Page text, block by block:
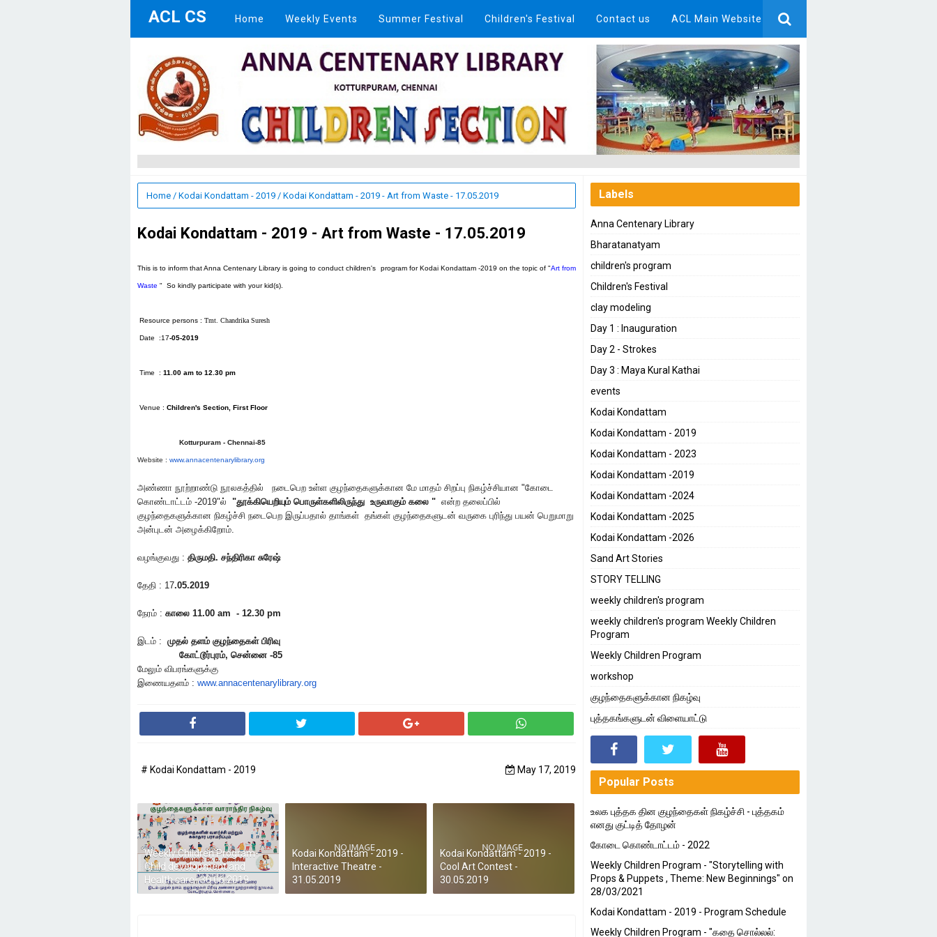
ACL CS Home Weekly Events Summer Festival Children's Festival Contact us ACL Main Website
Home / Kodai Kondattam - 2019 / Kodai Kondattam - 2019 - Art from Waste - 17.05.2019
Kodai Kondattam - 2019 - Art from Waste - 17.05.2019
This is to inform that Anna Centenary Library is going to conduct children's program for Kodai Kondattam -2019 on the topic of "Art from
Waste " So kindly participate with your kid(s).
Resource persons : Tmt. Chandrika Suresh
Date :17-05-2019
Time : 11.00 am to 12.30 pm
Venue : Children's Section, First Floor
Kotturpuram - Chennai-85
Website : www.annacentenarylibrary.org
அண்ணா நூற்றாண்டு நூலகத்தில் நடைபெற உள்ள குழந்தைகளுக்கான மே மாதம் சிறப்பு நிகழ்ச்சியான "கோடை
கொண்டாட்டம் -2019"ல் "தூக்கியெறியும் பொருள்களிலிருந்து உருவாகும் கலை " என்ற தலைப்பில்
குழந்தைகளுக்கான நிகழ்ச்சி நடைபெற இருப்பதால் தாங்கள் தங்கள் குழந்தைகளுடன் வருகை புரிந்து பயன் பெறுமாறு
அன்புடன் அழைக்கிறோம்.
வழங்குவது : திருமதி. சந்திரிகா சுரேஷ்
தேதி : 17.05.2019
நேரம் : காலை 11.00 am - 12.30 pm
இடம் : முதல் தளம் குழந்தைகள் பிரிவு
கோட்டூர்புரம், சென்னை -85
மேலும் விபரங்களுக்கு
இணையதளம் : www.annacentenarylibrary.org
# Kodai Kondattam - 2019 May 17, 2019
Weekly Children Program-
Child development and
Health care- 30.06.2019
Kodai Kondattam - 2019 -
Interactive Theatre -
31.05.2019
Kodai Kondattam - 2019 -
Cool Art Contest -
30.05.2019
Labels
Anna Centenary Library
Bharatanatyam
children's program
Children's Festival
clay modeling
Day 1 : Inauguration
Day 2 - Strokes
Day 3 : Maya Kural Kathai
events
Kodai Kondattam
Kodai Kondattam - 2019
Kodai Kondattam - 2023
Kodai Kondattam -2019
Kodai Kondattam -2024
Kodai Kondattam -2025
Kodai Kondattam -2026
Sand Art Stories
STORY TELLING
weekly children's program
weekly children's program Weekly Children
Program
Weekly Children Program
workshop
குழந்தைகளுக்கான நிகழ்வு
புத்தகங்களுடன் விளையாட்டு
Popular Posts
உலக புத்தக தின குழந்தைகள் நிகழ்ச்சி - புத்தகம்
எனது குட்டித் தோழன்
கோடை கொண்டாட்டம் - 2022
Weekly Children Program - "Storytelling with
Props & Puppets , Theme: New Beginnings" on
28/03/2021
Kodai Kondattam - 2019 - Program Schedule
Weekly Children Program - "கதை சொல்லல்: